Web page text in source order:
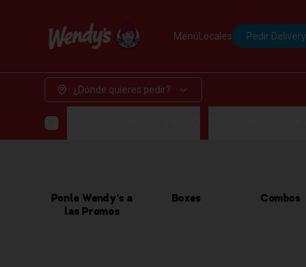
Menú Locales Pedir Delivery
¿Dónde quieres pedir?
Ponle Wendy's a
las Promos
Boxes Combos